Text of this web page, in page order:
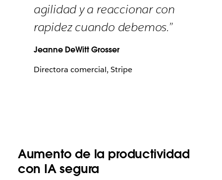
agilidad y a reaccionar con
rapidez cuando debemos.”
Jeanne DeWitt Grosser
Directora comercial, Stripe
Aumento de la productividad
con IA segura